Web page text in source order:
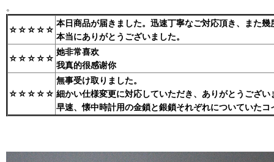
。
☆☆☆☆☆
本日商品が届きました。迅速丁寧なご対応頂き、また
本当にありがとうございました。
☆☆☆☆☆
她非常喜欢
我真的很感谢你
☆☆☆☆☆
無事受け取りました。
細かい仕様変更に対応していただき、ありがとうござい
早速、懐中時計用の金鎖と銀鎖それぞれについていた